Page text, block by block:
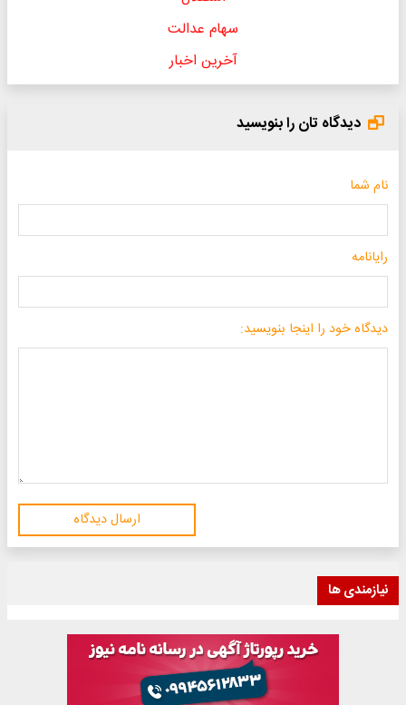
سهام عدالت
آخرین اخبار
دیدگاه تان را بنویسید
نام شما
رایانامه
دیدگاه خود را اینجا بنویسید:
ارسال دیدگاه
نیازمندی ها